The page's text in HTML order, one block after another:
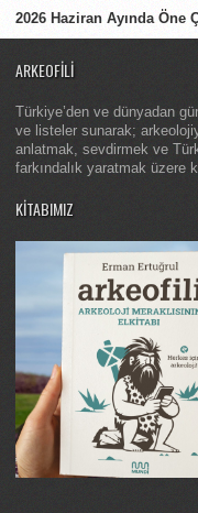
2026 Haziran Ayında Öne
ARKEOFILI
Türkiye’den ve dünyadan
ve listeler sunarak;
anlatmak, sevdirmek ve
farkındalık yaratmak üzere
KITABIMIZ